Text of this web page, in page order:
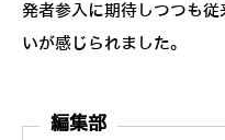
発者参入に期待しつつも
いが感じられました。
編集部